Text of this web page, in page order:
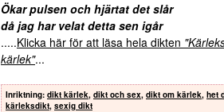
Ökar pulsen och hjärtat det slår
då jag har velat detta sen igår
.....Klicka här för att läsa hela dikten
kärlek"...
Inriktning: dikt kärlek, dikt och sex, dikt om kärlek, het
kärleksdikt, sexig dikt